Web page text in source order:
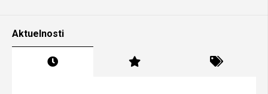
Aktuelnosti